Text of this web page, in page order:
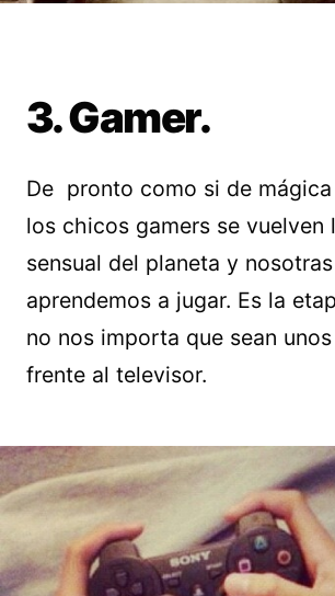
3. Gamer.
De pronto como si de
los chicos gamers se vuelven
sensual del planeta y
aprendemos a jugar. Es la
no nos importa que sean
frente al televisor.